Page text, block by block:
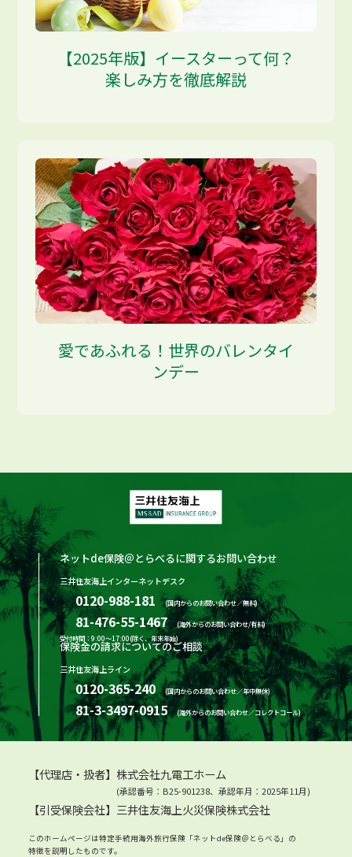
【2025年版】イースターって何？
楽しみ方を徹底解説
愛であふれる！世界のバレンタイ
ンデー
ネットde保険＠とらべるに関するお問い合わせ
三井住友海上インターネットデスク
0120-988-181 (国内からのお問い合わせ／無料)
81-476-55-1467
(海外からのお問い合わせ/有料)
受付時間：9:00～17:00(除く、年末年始)
保険金の請求についてのご相談
三井住友海上ライン
0120-365-240 (国内からのお問い合わせ／年中無休)
81-3-3497-0915 (海外からのお問い合わせ／コレクトコール)
【代理店・扱者】株式会社九電工ホーム
(承認番号：B25-901238、承認年月：2025年11月)
【引受保険会社】三井住友海上火災保険株式会社
このホームページは特定手続用海外旅行保険「ネットde保険＠とらべる」の
特徴を説明したものです。